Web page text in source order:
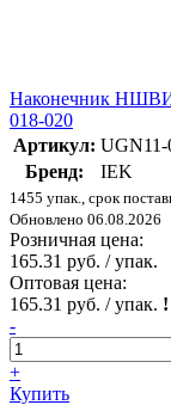
Наконечник НШВИ
018-020
Артикул: UGN11-
Бренд:
IEK
1455 упак., срок
Обновлено 06.08.2026
Розничная цена:
165.31 руб. / упак.
Оптовая цена:
165.31 руб. / упак. !
-
+
Купить